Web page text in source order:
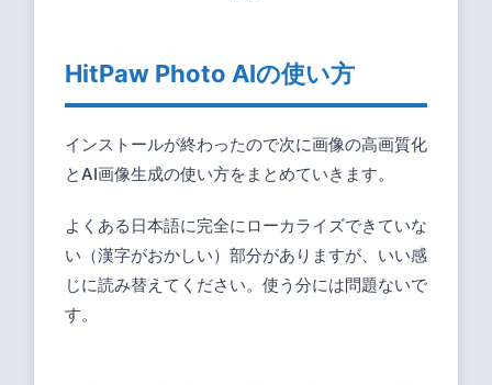
HitPaw Photo AIの使い方
インストールが終わったので次に画像の高画質化
とAI画像生成の使い方をまとめていきます。
よくある日本語に完全にローカライズできていな
い（漢字がおかしい）部分がありますが、いい感
じに読み替えてください。使う分には問題ないで
す。